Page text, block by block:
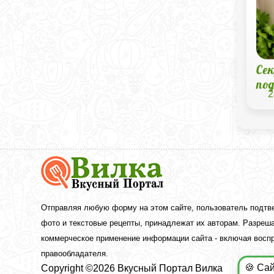
Вкусный
Портал
Вилка
рецепты
фото
Отправляя любую форму на этом сайте, пользователь
фото и текстовые рецепты, принадлежат их авторам.
коммерческое применение информации сайта - включая
правообладателя.
Copyright ©2026 Вкусный Портал Вилка 🍪